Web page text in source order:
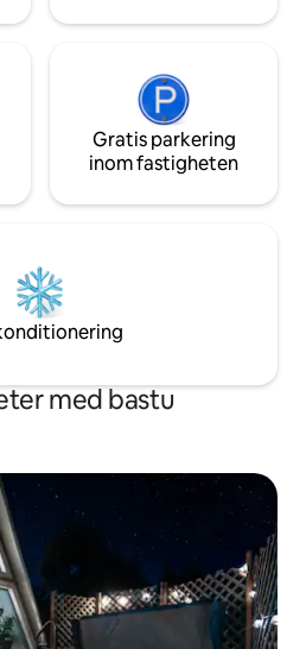
Gratis parkering
inom fastigheten
med bastu